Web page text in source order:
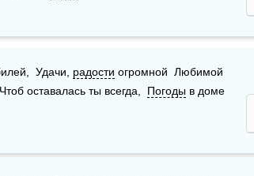
Удачи,
радости огромной  Любимой
оставалась ты всегда, Погоды в доме